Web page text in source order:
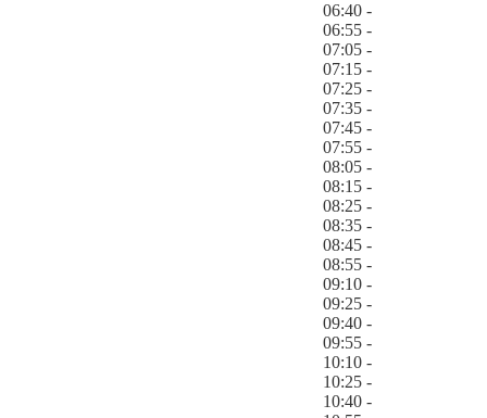
06:40 -
06:55 -
07:05 -
07:15 -
07:25 -
07:35 -
07:45 -
07:55 -
08:05 -
08:15 -
08:25 -
08:35 -
08:45 -
08:55 -
09:10 -
09:25 -
09:40 -
09:55 -
10:10 -
10:25 -
10:40 -